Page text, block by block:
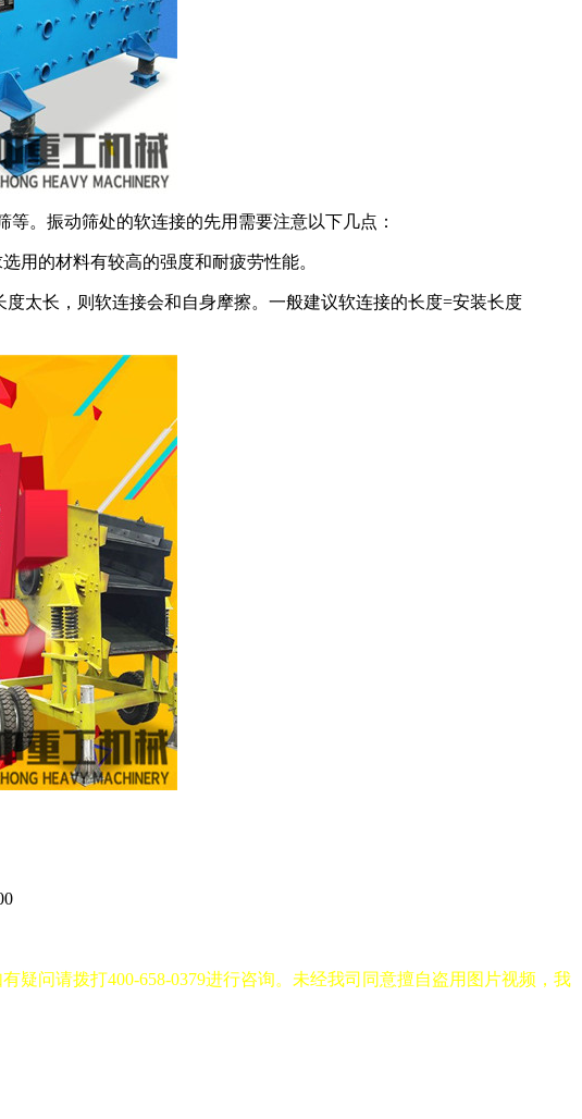
。振动筛处的软连接的先用需要注意以下几点：
用的材料有较高的强度和耐疲劳性能。
太长，则软连接会和自身摩擦。一般建议软连接的长度=安装长度
问请拨打400-658-0379进行咨询。未经我司同意擅自盗用图片视频，我